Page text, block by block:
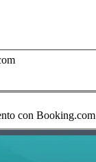
con Booking.com